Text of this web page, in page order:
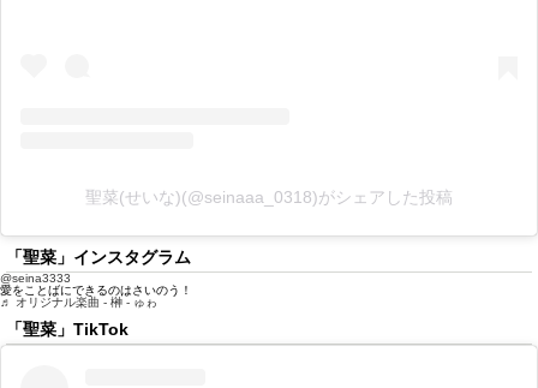
聖菜(せいな)(@seinaaa_0318)がシェアした投稿
「聖菜」インスタグラム
@seina3333
愛をことばにできるのはさいのう！
♬ オリジナル楽曲 - 榊 - ゅゎ
「聖菜」TikTok